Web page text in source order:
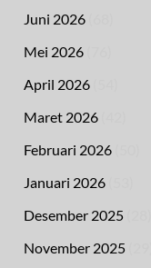
Juni 2026
Mei 2026
April 2026
Maret 2026
Februari 2026
Januari 2026
Desember 2025
November 2025